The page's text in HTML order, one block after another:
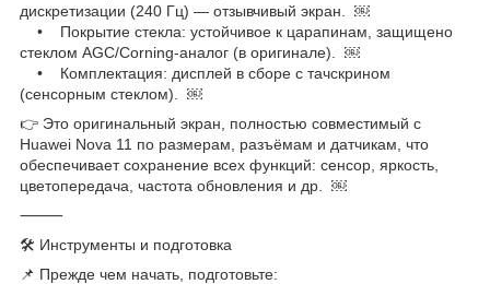
дискретизации (240 Гц) — отзывчивый экран. ￼
• Покрытие стекла: устойчивое к царапинам, защищено
стеклом AGC/Corning-аналог (в оригинале). ￼
• Комплектация: дисплей в сборе с тачскрином
(сенсорным стеклом). ￼
👉 Это оригинальный экран, полностью совместимый с
Huawei Nova 11 по размерам, разъёмам и датчикам, что
обеспечивает сохранение всех функций: сенсор, яркость,
цветопередача, частота обновления и др. ￼
⸻
🛠️ Инструменты и подготовка
📌 Прежде чем начать, подготовьте: